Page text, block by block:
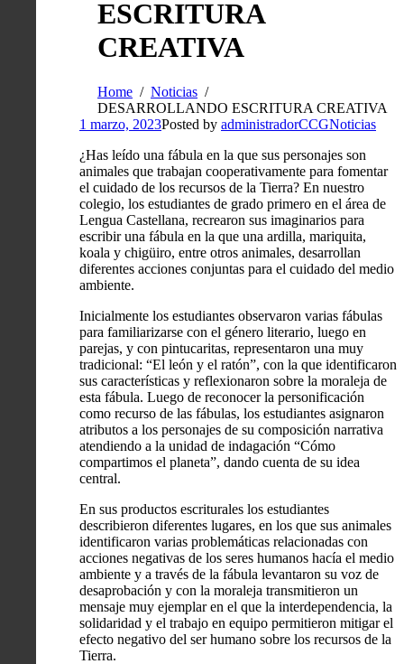
ESCRITURA
CREATIVA
Home
Noticias
DESARROLLANDO ESCRITURA CREATIVA
1 marzo, 2023Posted by administradorCCGNoticias
¿Has leído una fábula en la que sus personajes son
animales que trabajan cooperativamente para fomentar
el cuidado de los recursos de la Tierra? En nuestro
colegio, los estudiantes de grado primero en el área de
Lengua Castellana, recrearon sus imaginarios para
escribir una fábula en la que una ardilla, mariquita,
koala y chigüiro, entre otros animales, desarrollan
diferentes acciones conjuntas para el cuidado del medio
ambiente.
Inicialmente los estudiantes observaron varias fábulas
para familiarizarse con el género literario, luego en
parejas, y con pintucaritas, representaron una muy
tradicional: “El león y el ratón”, con la que identificaron
sus características y reflexionaron sobre la moraleja de
esta fábula. Luego de reconocer la personificación
como recurso de las fábulas, los estudiantes asignaron
atributos a los personajes de su composición narrativa
atendiendo a la unidad de indagación “Cómo
compartimos el planeta”, dando cuenta de su idea
central.
En sus productos escriturales los estudiantes
describieron diferentes lugares, en los que sus animales
identificaron varias problemáticas relacionadas con
acciones negativas de los seres humanos hacía el medio
ambiente y a través de la fábula levantaron su voz de
desaprobación y con la moraleja transmitieron un
mensaje muy ejemplar en el que la interdependencia, la
solidaridad y el trabajo en equipo permitieron mitigar el
efecto negativo del ser humano sobre los recursos de la
Tierra.